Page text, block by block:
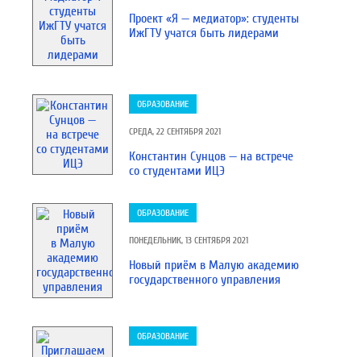
Проект «Я — медиатор»: студенты
ИжГТУ учатся быть лидерами
ОБРАЗОВАНИЕ
СРЕДА, 22 СЕНТЯБРЯ 2021
Константин Сунцов — на встрече
со студентами ИЦЭ
ОБРАЗОВАНИЕ
ПОНЕДЕЛЬНИК, 13 СЕНТЯБРЯ 2021
Новый приём в Малую академию
государственного управления
ОБРАЗОВАНИЕ